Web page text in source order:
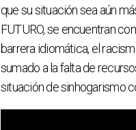
que su situación sea aún
FUTURO, se encuentran
barrera idiomática, el
sumado a la falta de
situación de sinhogarismo